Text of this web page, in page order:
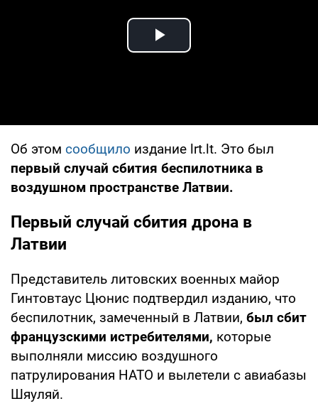
Play Video
Об этом сообщило издание lrt.lt. Это был
первый случай сбития беспилотника в
воздушном пространстве Латвии.
Первый случай сбития дрона в
Латвии
Представитель литовских военных майор
Гинтовтаус Цюнис подтвердил изданию, что
беспилотник, замеченный в Латвии, был сбит
французскими истребителями, которые
выполняли миссию воздушного
патрулирования НАТО и вылетели с авиабазы
Шяуляй.